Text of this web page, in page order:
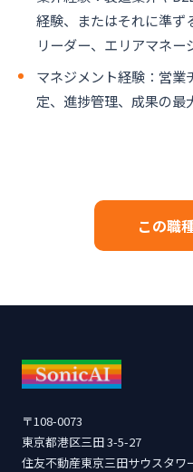
経験、またはそれに準ず
リーダー、エリアマネー
マネジメント経験：営業
定、進捗管理、成果の最
この職
〒108-0073
東京都港区三田 3-5-27
住友不動産東京三田サウスタワ